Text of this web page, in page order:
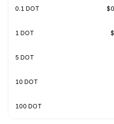
0.1 DOT
1 DOT
5 DOT
10 DOT
100 DOT